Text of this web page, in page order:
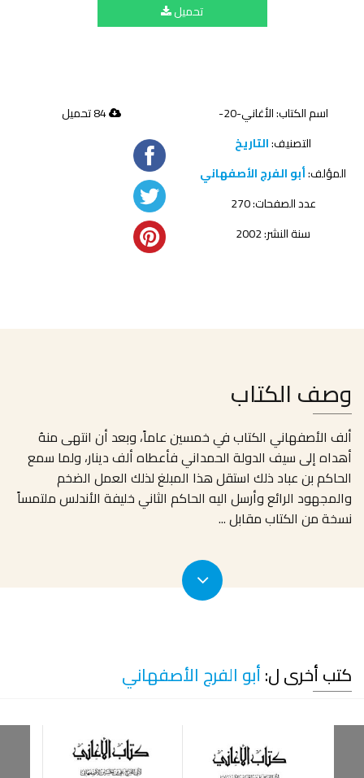
تحميل
اسم الكتاب: الأغاني-20-
التصنيف:التاريخ
المؤلف:أبو الفرج الأصفهاني
عدد الصفحات: 270
سنة النشر: 2002
84 تحميل
وصف الكتاب
ألف الأصفهاني الكتاب في خمسين عاماً، وبعد أن انتهى منهُ
أهداه إلى سيف الدولة الحمداني فأعطاه ألف دينار، ولما سمع
الحاكم بن عباد ذلك استقل هذا المبلغ لذلك العمل الضخم
والمجهود الرائع وأرسل اليه الحاكم الثاني خليفة الأندلس ملتمساً
نسخة من الكتاب مقابل...
كتب أخرى ل:أبو الفرج الأصفهاني